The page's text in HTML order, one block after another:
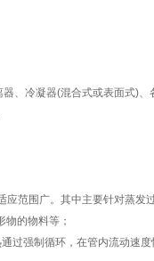
、冷凝器(混合式或表面式)
应范围广。其中主要针对蒸
物的物料等；
过强制循环，在管内流动速